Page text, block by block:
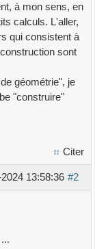
à mon sens, en
calculs. L'aller,
qui consistent à
sont
géométrie", je
"construire"
Citer
#2
13:58:36